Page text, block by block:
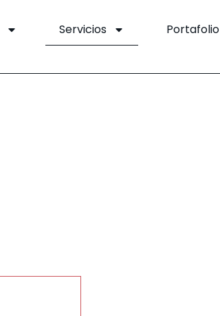
Servicios Portafolio